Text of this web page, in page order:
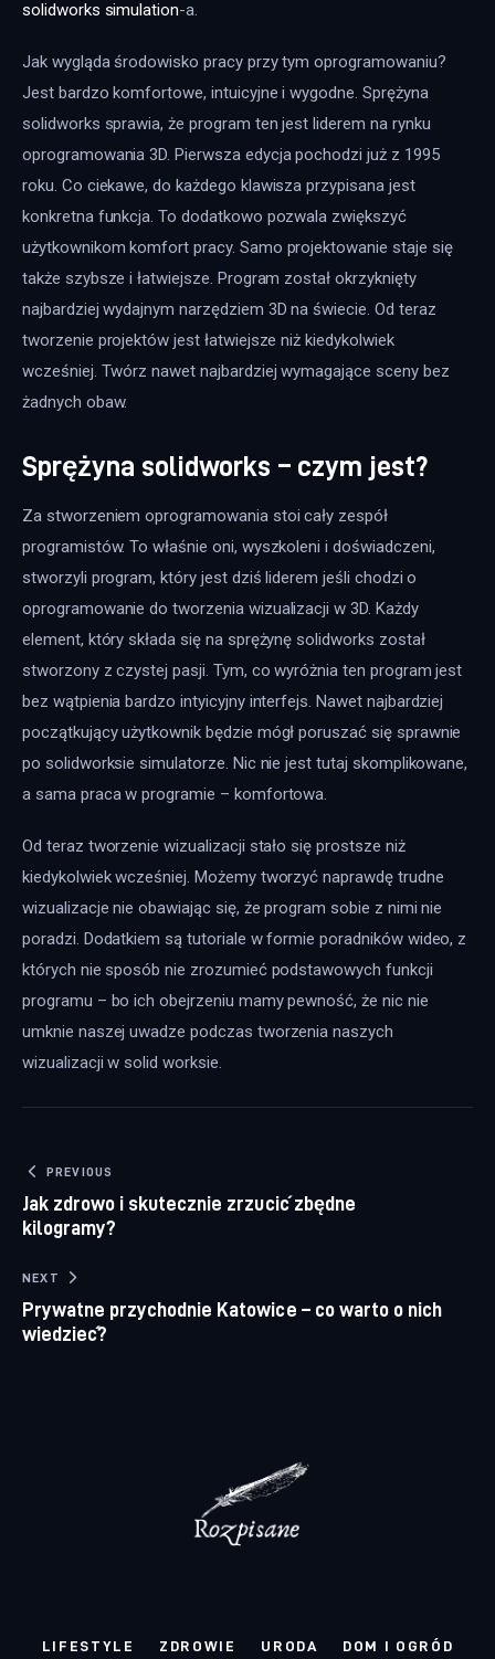
solidworks simulation-a.
Jak wygląda środowisko pracy przy tym oprogramowaniu?
Jest bardzo komfortowe, intuicyjne i wygodne. Sprężyna
solidworks sprawia, że program ten jest liderem na rynku
oprogramowania 3D. Pierwsza edycja pochodzi już z 1995
roku. Co ciekawe, do każdego klawisza przypisana jest
konkretna funkcja. To dodatkowo pozwala zwiększyć
użytkownikom komfort pracy. Samo projektowanie staje się
także szybsze i łatwiejsze. Program został okrzyknięty
najbardziej wydajnym narzędziem 3D na świecie. Od teraz
tworzenie projektów jest łatwiejsze niż kiedykolwiek
wcześniej. Twórz nawet najbardziej wymagające sceny bez
żadnych obaw.
Sprężyna solidworks – czym jest?
Za stworzeniem oprogramowania stoi cały zespół
programistów. To właśnie oni, wyszkoleni i doświadczeni,
stworzyli program, który jest dziś liderem jeśli chodzi o
oprogramowanie do tworzenia wizualizacji w 3D. Każdy
element, który składa się na sprężynę solidworks został
stworzony z czystej pasji. Tym, co wyróżnia ten program jest
bez wątpienia bardzo intyicyjny interfejs. Nawet najbardziej
początkujący użytkownik będzie mógł poruszać się sprawnie
po solidworksie simulatorze. Nic nie jest tutaj skomplikowane,
a sama praca w programie – komfortowa.
Od teraz tworzenie wizualizacji stało się prostsze niż
kiedykolwiek wcześniej. Możemy tworzyć naprawdę trudne
wizualizacje nie obawiając się, że program sobie z nimi nie
poradzi. Dodatkiem są tutoriale w formie poradników wideo, z
których nie sposób nie zrozumieć podstawowych funkcji
programu – bo ich obejrzeniu mamy pewność, że nic nie
umknie naszej uwadze podczas tworzenia naszych
wizualizacji w solid worksie.
Nawigacja wpisu
PREVIOUS
Jak zdrowo i skutecznie zrzucić zbędne
kilogramy?
NEXT
Prywatne przychodnie Katowice – co warto o nich
wiedzieć?
LIFESTYLE ZDROWIE URODA DOM I OGRÓD